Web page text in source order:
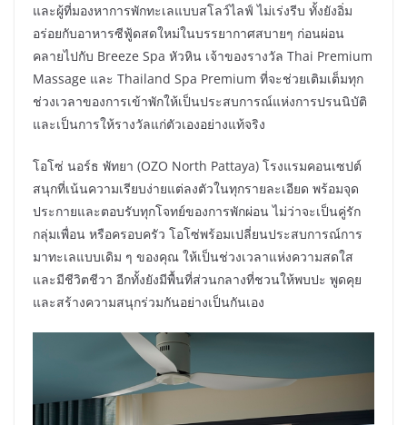
และผู้ที่มองหาการพักทะเลแบบสโลว์ไลฟ์ ไม่เร่งรีบ ทั้งยังอิ่ม
อร่อยกับอาหารซีฟู้ดสดใหม่ในบรรยากาศสบายๆ ก่อนผ่อน
คลายไปกับ Breeze Spa หัวหิน เจ้าของรางวัล Thai Premium
Massage และ Thailand Spa Premium ที่จะช่วยเติมเต็มทุก
ช่วงเวลาของการเข้าพักให้เป็นประสบการณ์แห่งการปรนนิบัติ
และเป็นการให้รางวัลแก่ตัวเองอย่างแท้จริง
โอโซ่ นอร์ธ พัทยา (OZO North Pattaya) โรงแรมคอนเซปต์
สนุกที่เน้นความเรียบง่ายแต่ลงตัวในทุกรายละเอียด พร้อมจุด
ประกายและตอบรับทุกโจทย์ของการพักผ่อน ไม่ว่าจะเป็นคู่รัก
กลุ่มเพื่อน หรือครอบครัว โอโซ่พร้อมเปลี่ยนประสบการณ์การ
มาทะเลแบบเดิม ๆ ของคุณ ให้เป็นช่วงเวลาแห่งความสดใส
และมีชีวิตชีวา อีกทั้งยังมีพื้นที่ส่วนกลางที่ชวนให้พบปะ พูดคุย
และสร้างความสนุกร่วมกันอย่างเป็นกันเอง